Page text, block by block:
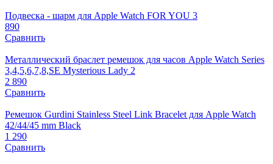
Подвеска - шарм для Apple Watch FOR YOU 3
890
Сравнить
Металлический браслет ремешок для часов Apple Watch Series
3,4,5,6,7,8,SE Mysterious Lady 2
2 890
Сравнить
Ремешок Gurdini Stainless Steel Link Bracelet для Apple Watch
42/44/45 mm Black
1 290
Сравнить